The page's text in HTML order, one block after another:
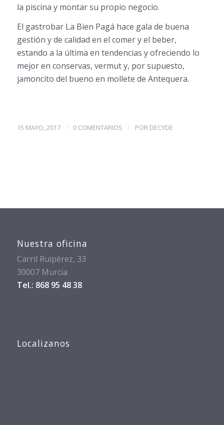
la piscina y montar su propio negocio.
El gastrobar La Bien Pagá hace gala de buena
gestión y de calidad en el comer y el beber,
estando a la última en tendencias y ofreciendo lo
mejor en conservas, vermut y, por supuesto,
jamoncito del bueno en mollete de Antequera.
15 MAYO, 2017 / 0 COMENTARIOS / POR DECYDE
Nuestra oficina
Carril Ruipérez, 33
30007 Murcia
Tel.: 868 95 48 38
Localizanos